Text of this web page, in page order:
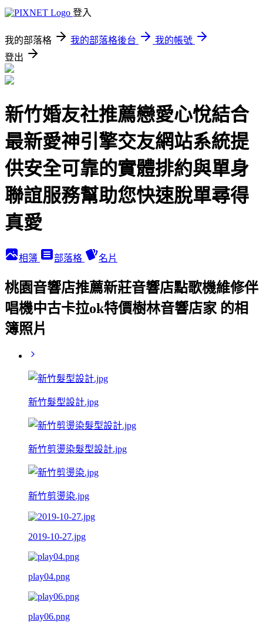
登入
我的部落格 我的部落格後台
我的帳號
登出
新竹婚友社推薦戀愛心悅結合
最新愛神引擎交友網站系統提
供安全可靠的實體排約與單身
聯誼服務幫助您快速脫單尋得
真愛
相簿 部落格 名片
桃園音響店推薦新莊音響店點歌機維修伴
唱機中古卡拉ok特價樹林音響店家 的相
簿照片
新竹髮型設計.jpg
新竹剪燙染髮型設計.jpg
新竹剪燙染.jpg
2019-10-27.jpg
play04.png
play06.png